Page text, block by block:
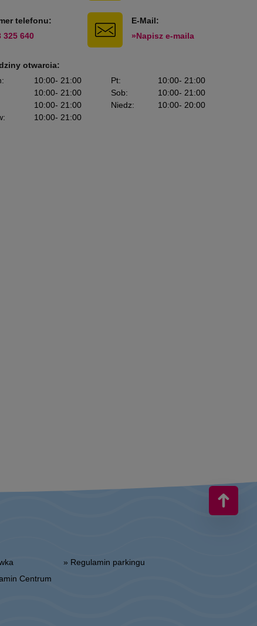
telefonu:
325 640
E-Mail:
»Napisz e-maila
otwarcia:
: 10:00- 21:00
10:00- 21:00
10:00- 21:00
: 10:00- 21:00
Pt: 10:00- 21:00
Sob: 10:00- 21:00
Niedz: 10:00- 20:00
Centrum
» Regulamin parkingu